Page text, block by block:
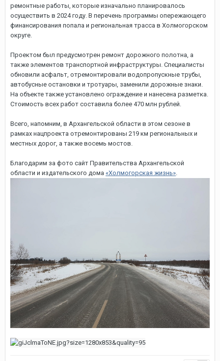
ремонтные работы, которые изначально планировалось
осуществить в 2024 году. В перечень программы опережающего
финансирования попала и региональная трасса в Холмогорском
округе.
Проектом был предусмотрен ремонт дорожного полотна, а
также элементов транспортной инфраструктуры. Специалисты
обновили асфальт, отремонтировали водопропускные трубы,
автобусные остановки и тротуары, заменили дорожные знаки.
На объекте также установлено ограждение и нанесена разметка.
Стоимость всех работ составила более 470 млн рублей.
Всего, напомним, в Архангельской области в этом сезоне в
рамках нацпроекта отремонтированы 219 км региональных и
местных дорог, а также восемь мостов.
Благодарим за фото сайт Правительства Архангельской
области и издательского дома «Холмогорская жизнь».